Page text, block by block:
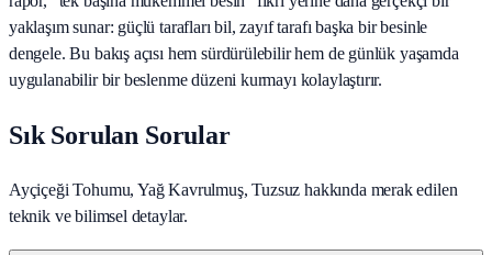
yaklaşım sunar: güçlü tarafları bil, zayıf tarafı başka bir besinle
dengele. Bu bakış açısı hem sürdürülebilir hem de günlük yaşamda
uygulanabilir bir beslenme düzeni kurmayı kolaylaştırır.
Sık Sorulan Sorular
Ayçiçeği Tohumu, Yağ Kavrulmuş, Tuzsuz hakkında merak edilen
teknik ve bilimsel detaylar.